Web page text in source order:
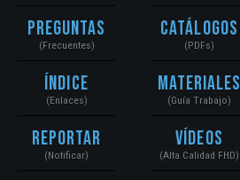
Preguntas
(Frecuentes)
Índice
(Enlaces)
Reportar
(Notificar)
Catálogos
(PDFs)
Materiales
(Guía Trabajo)
Vídeos
(Alta Calidad FHD)